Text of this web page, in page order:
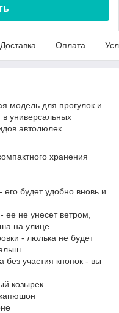
Доставка Оплата
модель для прогулок и
в универсальных
автолюлек.
хранения
будет удобно вновь и
не унесет ветром,
на улице
- люлька не будет
участия кнопок - вы
козырек